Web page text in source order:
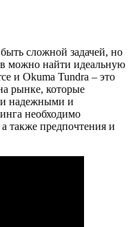
сложной задачей, но
можно найти идеальную
и Okuma Tundra – это
рынке, которые
надежными и
необходимо
также предпочтения и